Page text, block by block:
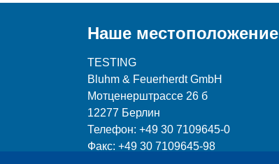
Наше местоположение
TESTING
Bluhm & Feuerherdt GmbH
Мотценерштрассе 26 б
12277 Берлин
Телефон: +49 30 7109645-0
Факс: +49 30 7109645-98